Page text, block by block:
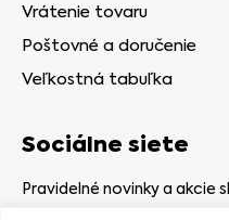
Vrátenie tovaru
Poštovné a doručenie
Veľkostná tabuľka
Sociálne siete
Pravidelné novinky a akcie